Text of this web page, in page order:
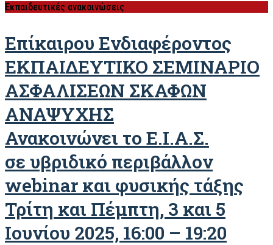
Εκπαιδευτικές ανακοινώσεις
Επίκαιρου Ενδιαφέροντος
ΕΚΠΑΙΔΕΥΤΙΚΟ ΣΕΜΙΝΑΡΙΟ
ΑΣΦΑΛΙΣΕΩΝ ΣΚΑΦΩΝ
ΑΝΑΨΥΧΗΣ
Ανακοινώνει το Ε.Ι.Α.Σ.
σε υβριδικό περιβάλλον
webinar και φυσικής τάξης
Τρίτη και Πέμπτη, 3 και 5
Ιουνίου 2025, 16:00 – 19:20